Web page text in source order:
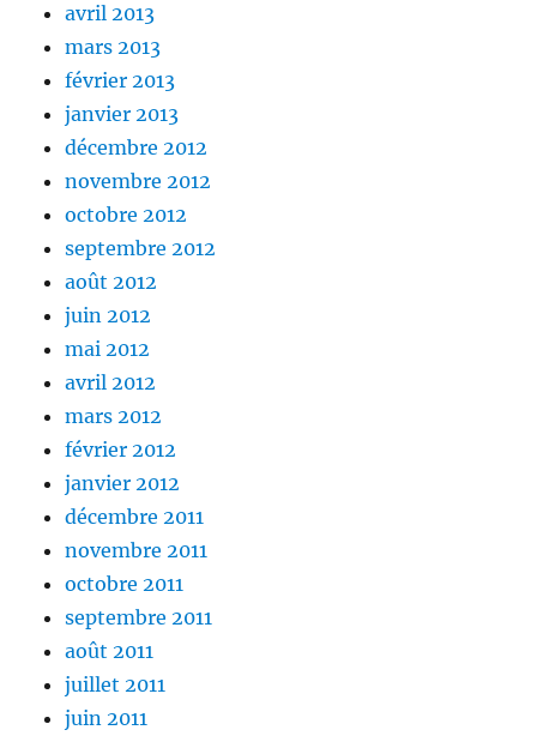
avril 2013
mars 2013
février 2013
janvier 2013
décembre 2012
novembre 2012
octobre 2012
septembre 2012
août 2012
juin 2012
mai 2012
avril 2012
mars 2012
février 2012
janvier 2012
décembre 2011
novembre 2011
octobre 2011
septembre 2011
août 2011
juillet 2011
juin 2011